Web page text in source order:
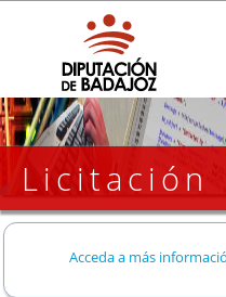
Licitación
Acceda a más